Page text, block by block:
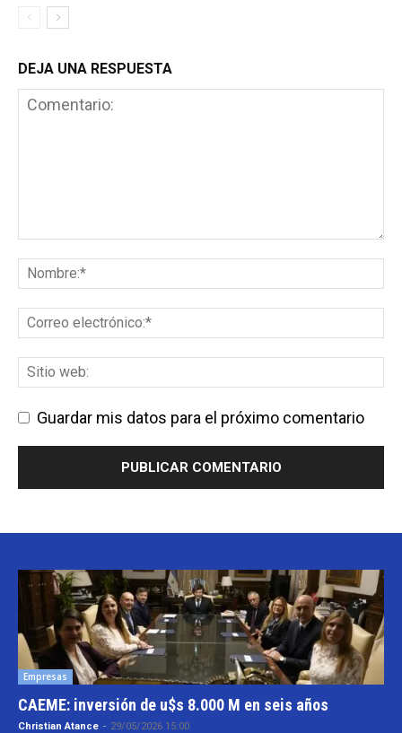
DEJA UNA RESPUESTA
Guardar mis datos para el próximo comentario
Empresas
CAEME: inversión de u$s 8.000 M en seis años
Christian Atance - 29/05/2026 15:00